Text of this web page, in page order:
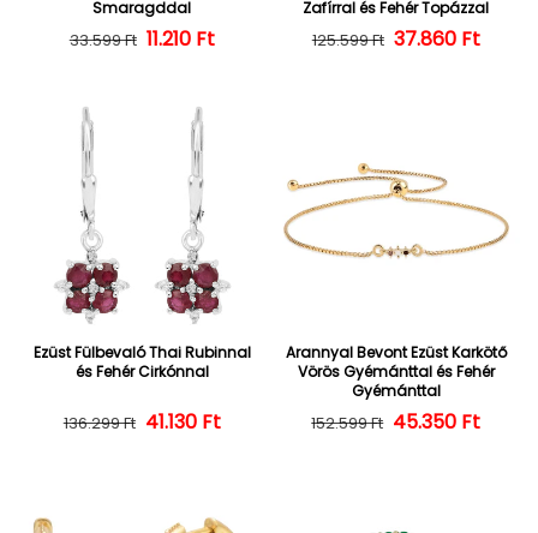
Smaragddal
Normál ár
33.599 Ft Kedvezményes ár
11.210 Ft
Zafírral és Fehér Topázzal
Normál ár
125.599 Ft 37.860 Ft
Ezüst Fülbevaló Thai Rubinnal
és Fehér Cirkónnal
Normál ár
136.299 Ft Kedvezményes ár
41.130 Ft
Arannyal Bevont Ezüst Karkötő
Vörös Gyémánttal és Fehér
Gyémánttal
Normál ár
152.599 Ft 45.350 Ft